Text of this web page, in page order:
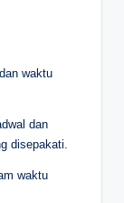
waktu
dan
disepakati.
waktu